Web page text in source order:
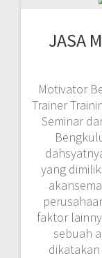
JASA
Motivator
Trainer
Seminar
yang
faktor
sebuah